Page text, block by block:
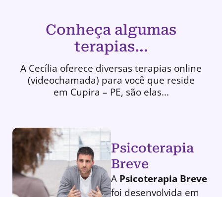
Conheça algumas
terapias...
A Cecília oferece diversas terapias online
(videochamada) para você que reside
em Cupira – PE, são elas...
Psicoterapia
Breve
A Psicoterapia Breve
foi desenvolvida em